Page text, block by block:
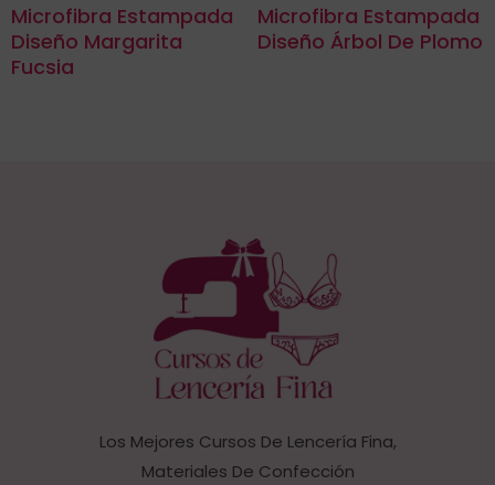
Microfibra Estampada
Diseño Margarita
Fucsia
Microfibra Estampada
Diseño Árbol De Plomo
Los Mejores Cursos De Lencería Fina,
Materiales De Confección